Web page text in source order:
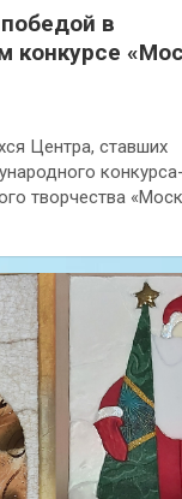
в
конкурсе
Центра, ставших
творчества